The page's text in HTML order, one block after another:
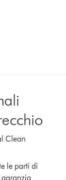
Clean
le parti di